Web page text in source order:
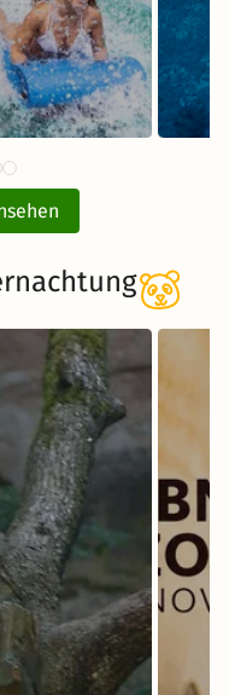
ab87 €